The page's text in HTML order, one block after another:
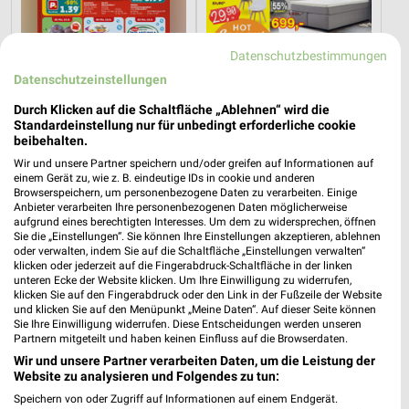
7 km
Angebote ab 10.08.
Gültig ab Mo. 10.08.
25,7 km
Gültig bis Sa. 29.08.
XXXLutz XXXLutz
Datenschutzbestimmungen
Datenschutzeinstellungen
Durch Klicken auf die Schaltfläche „Ablehnen“ wird die
Standardeinstellung nur für unbedingt erforderliche cookie
beibehalten.
Wir und unsere Partner speichern und/oder greifen auf Informationen auf
einem Gerät zu, wie z. B. eindeutige IDs in cookie und anderen
Browserspeichern, um personenbezogene Daten zu verarbeiten. Einige
Anbieter verarbeiten Ihre personenbezogenen Daten möglicherweise
aufgrund eines berechtigten Interesses. Um dem zu widersprechen, öffnen
Sie die „Einstellungen“. Sie können Ihre Einstellungen akzeptieren, ablehnen
oder verwalten, indem Sie auf die Schaltfläche „Einstellungen verwalten“
klicken oder jederzeit auf die Fingerabdruck-Schaltfläche in der linken
unteren Ecke der Website klicken. Um Ihre Einwilligung zu widerrufen,
klicken Sie auf den Fingerabdruck oder den Link in der Fußzeile der Website
und klicken Sie auf den Menüpunkt „Meine Daten“. Auf dieser Seite können
Sie Ihre Einwilligung widerrufen. Diese Entscheidungen werden unseren
Partnern mitgeteilt und haben keinen Einfluss auf die Browserdaten.
Wir und unsere Partner verarbeiten Daten, um die Leistung der
Website zu analysieren und Folgendes zu tun:
Speichern von oder Zugriff auf Informationen auf einem Endgerät.